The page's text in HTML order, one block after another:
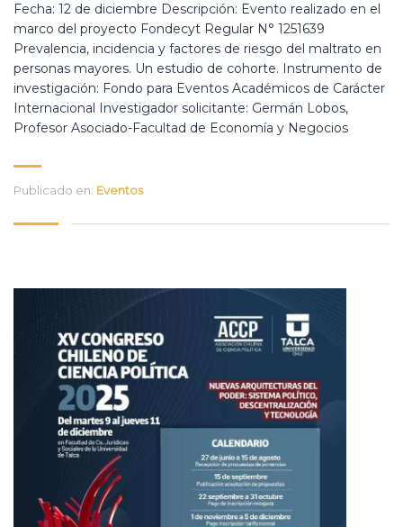
Fecha: 12 de diciembre Descripción: Evento realizado en el
marco del proyecto Fondecyt Regular N° 1251639
Prevalencia, incidencia y factores de riesgo del maltrato en
personas mayores. Un estudio de cohorte. Instrumento de
investigación: Fondo para Eventos Académicos de Carácter
Internacional Investigador solicitante: Germán Lobos,
Profesor Asociado-Facultad de Economía y Negocios
Publicado en: Eventos